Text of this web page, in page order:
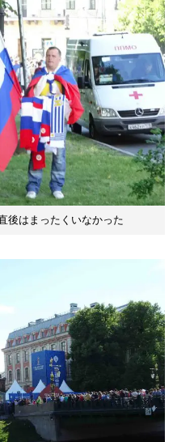
後はまったくいなかった